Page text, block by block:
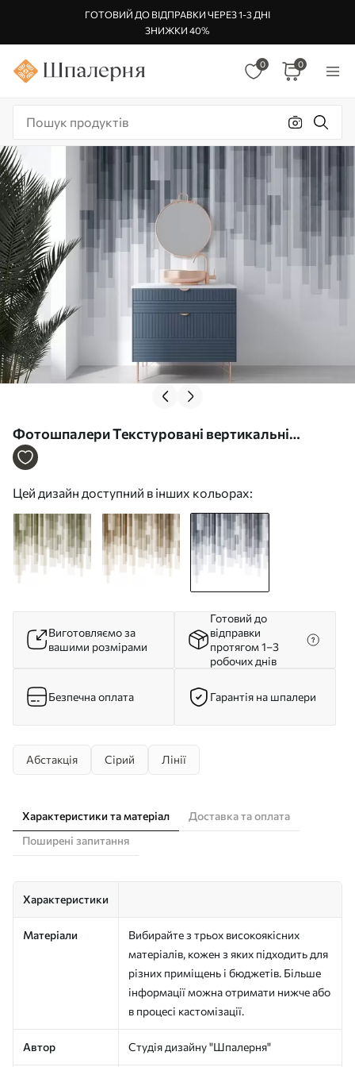
ГОТОВИЙ ДО ВІДПРАВКИ ЧЕРЕЗ 1-3 ДНІ
ЗНИЖКИ 40%
0 0
Фотошпалери Текстуровані вертикальні
прямокутники різної прозорості та відтінків
w09889v2
Цей дизайн доступний в інших кольорах:
Виготовляємо за
вашими розмірами
Готовий до
відправки
протягом 1–3
робочих днів
Безпечна оплата Гарантія на шпалери
Абстакція Сірий Лінії
Характеристики та матеріал
Доставка та оплата
Поширені запитання
Характеристики
Матеріали
Вибирайте з трьох високоякісних
матеріалів, кожен з яких підходить для
різних приміщень і бюджетів. Більше
інформації можна отримати нижче або
в процесі кастомізації.
Автор Студія дизайну "Шпалерня"